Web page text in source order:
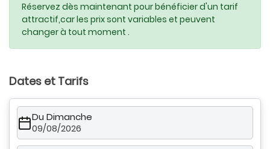
Réservez dès maintenant pour bénéficier d'un tarif
attractif,car les prix sont variables et peuvent
changer à tout moment .
Dates et Tarifs
Du Dimanche
09/08/2026